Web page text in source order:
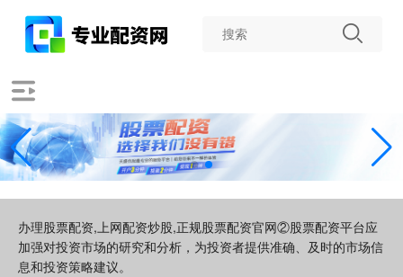
办理股票配资,上网配资炒股,正规股票配资官网②股票配资平台应
加强对投资市场的研究和分析，为投资者提供准确、及时的市场信
息和投资策略建议。